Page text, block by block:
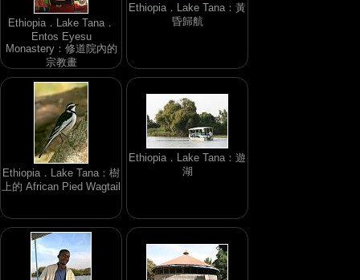
Ethiopia．Lake Tana．
Entos Eyesu
Monastery：修道院內的
宗教畫
Ethiopia．Lake Tana：黃
昏歸航
Ethiopia．Lake Tana：樹
上的 African Pied Wagtail
Ethiopia．Lake Tana：遊
湖